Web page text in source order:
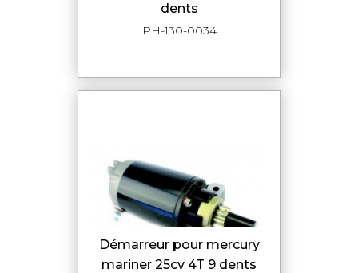
dents
PH-130-0034
démarreur pour mercury
mariner 25cv 4T 9 dents